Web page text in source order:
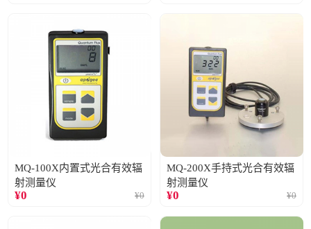
MQ-100X内置式光合有效辐
射测量仪
¥0 ¥0
MQ-200X手持式光合有效辐
射测量仪
¥0 ¥0